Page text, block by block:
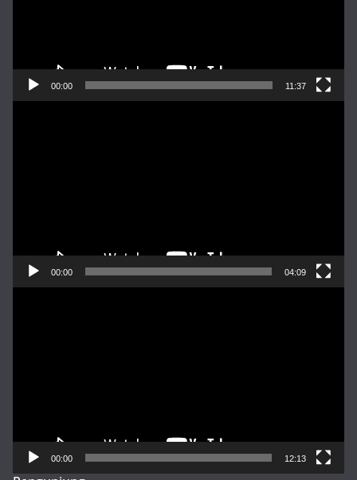
00:00 11:37
00:00 04:09
00:00 12:13